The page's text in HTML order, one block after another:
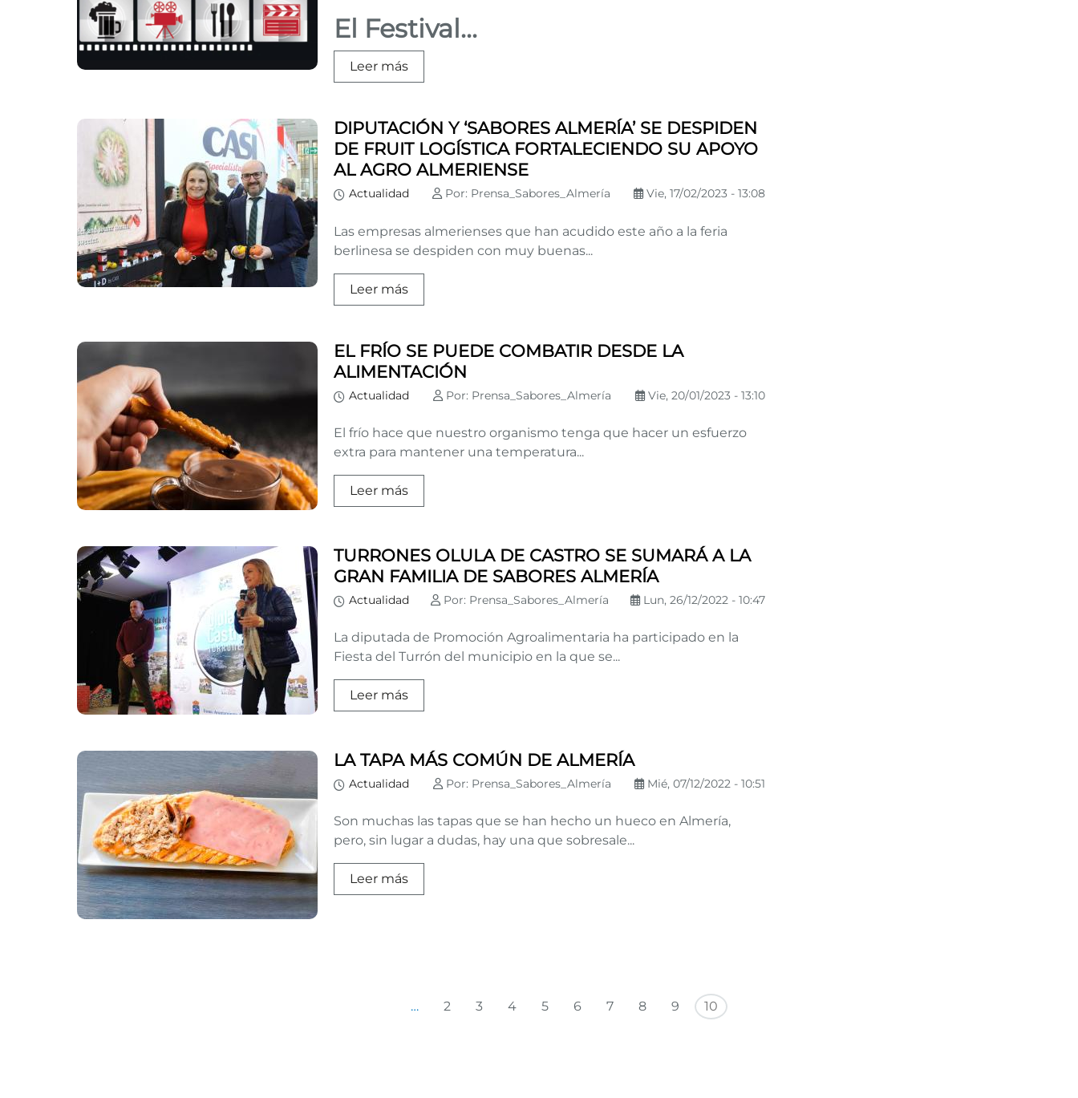
El Festival...
Leer más
DIPUTACIÓN Y ‘SABORES ALMERÍA’ SE DESPIDEN
DE FRUIT LOGÍSTICA FORTALECIENDO SU APOYO
AL AGRO ALMERIENSE
Actualidad Por: Prensa_Sabores_Almería Vie, 17/02/2023 - 13:08
Las empresas almerienses que han acudido este año a la feria
berlinesa se despiden con muy buenas...
Leer más
EL FRÍO SE PUEDE COMBATIR DESDE LA
ALIMENTACIÓN
Actualidad Por: Prensa_Sabores_Almería Vie, 20/01/2023 - 13:10
El frío hace que nuestro organismo tenga que hacer un esfuerzo
extra para mantener una temperatura...
Leer más
TURRONES OLULA DE CASTRO SE SUMARÁ A LA
GRAN FAMILIA DE SABORES ALMERÍA
Actualidad Por: Prensa_Sabores_Almería Lun, 26/12/2022 - 10:47
La diputada de Promoción Agroalimentaria ha participado en la
Fiesta del Turrón del municipio en la que se...
Leer más
LA TAPA MÁS COMÚN DE ALMERÍA
Actualidad Por: Prensa_Sabores_Almería Mié, 07/12/2022 - 10:51
Son muchas las tapas que se han hecho un hueco en Almería,
pero, sin lugar a dudas, hay una que sobresale...
Leer más
Primera página
Página anterior
… 2 3 4 5 6 7 8 9 10